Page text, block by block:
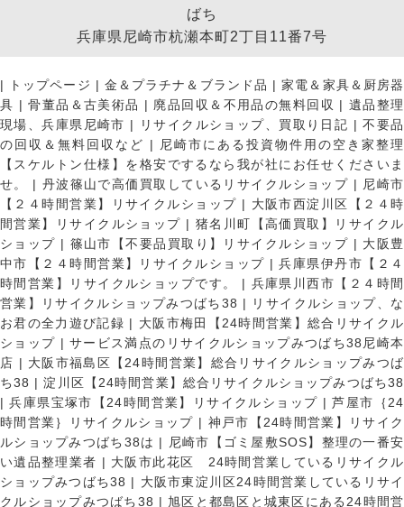
ばち
兵庫県尼崎市杭瀬本町2丁目11番7号
| トップページ | 金＆プラチナ＆ブランド品 |家電＆家具＆厨房器
具 |骨董品＆古美術品 | 廃品回収＆不用品の無料回収 | 遺品整理
現場、兵庫県尼崎市 | リサイクルショップ、買取り日記 |不要品
の回収＆無料回収など |
尼崎市にある投資物件用の空き家整理
【スケルトン仕様】を格安でするなら我が社にお任せくださいま
せ。
| 丹波篠山で高価買取しているリサイクルショップ | 尼崎市
【２４時間営業】リサイクルショップ | 大阪市西淀川区【２４時
間営業】リサイクルショップ | 猪名川町【高価買取】リサイクル
ショップ | 篠山市【不要品買取り】リサイクルショップ | 大阪豊
中市【２４時間営業】リサイクルショップ |兵庫県伊丹市【２４
時間営業】リサイクルショップです。
| 兵庫県川西市【２４時間
営業】リサイクルショップみつばち38 |
リサイクルショップ、な
お君の全力遊び記録 | 大阪市梅田【24時間営業】総合リサイクル
ショップ |サービス満点のリサイクルショップみつばち38尼崎本
店 | 大阪市福島区【24時間営業】総合リサイクルショップみつば
ち38 |淀川区【24時間営業】総合リサイクルショップみつばち38
|兵庫県宝塚市【24時間営業】リサイクルショップ |芦屋市｛24
時間営業｝リサイクルショップ | 神戸市【24時間営業】リサイク
ルショップみつばち38は |
尼崎市【ゴミ屋敷SOS】整理の一番安
い遺品整理業者 | 大阪市此花区 24時間営業しているリサイクル
ショップみつばち38 | 大阪市東淀川区24時間営業しているリサイ
クルショップみつばち38 | 旭区と都島区と城東区にある24時間営